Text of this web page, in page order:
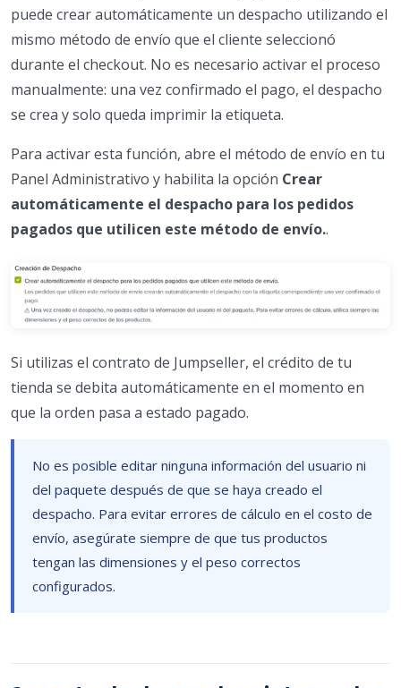
puede crear automáticamente un despacho utilizando el
mismo método de envío que el cliente seleccionó
durante el checkout. No es necesario activar el proceso
manualmente: una vez confirmado el pago, el despacho
se crea y solo queda imprimir la etiqueta.
Para activar esta función, abre el método de envío en tu
Panel Administrativo y habilita la opción Crear
automáticamente el despacho para los pedidos
pagados que utilicen este método de envío..
Si utilizas el contrato de Jumpseller, el crédito de tu
tienda se debita automáticamente en el momento en
que la orden pasa a estado pagado.
No es posible editar ninguna información del usuario ni
del paquete después de que se haya creado el
despacho. Para evitar errores de cálculo en el costo de
envío, asegúrate siempre de que tus productos
tengan las dimensiones y el peso correctos
configurados.